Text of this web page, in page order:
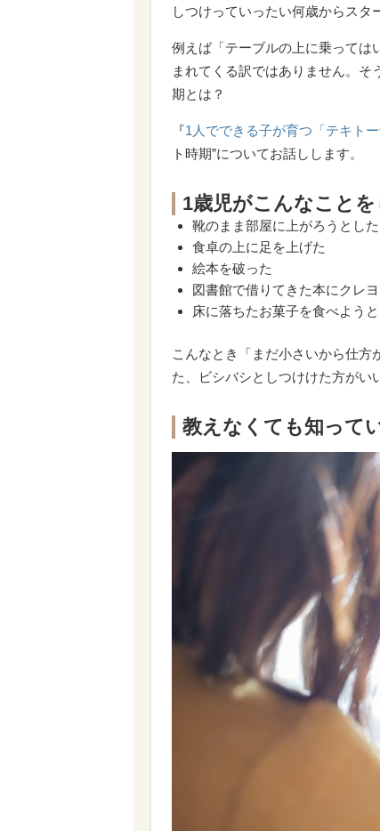
しつけっていったい何歳からスタ
例えば「テーブルの上に乗っては
まれてくる訳ではありません。
期とは？
『1人でできる子が育つ「テキト
ト時期”についてお話しします。
1歳児がこんなこと
靴のまま部屋に上がろうとした
食卓の上に足を上げた
絵本を破った
図書館で借りてきた本にクレ
床に落ちたお菓子を食べよう
こんなとき「まだ小さいから仕方
た、ビシバシとしつけけた方がい
教えなくても知って